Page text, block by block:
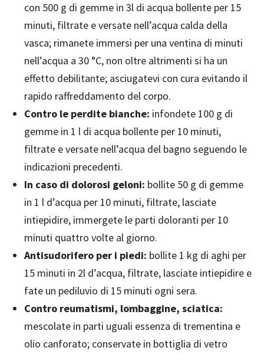
con 500 g di gemme in 3l di acqua bollente per 15
minuti, filtrate e versate nell’acqua calda della
vasca; rimanete immersi per una ventina di minuti
nell’acqua a 30 °C, non oltre altrimenti si ha un
effetto debilitante; asciugatevi con cura evitando il
rapido raffreddamento del corpo.
Contro le perdite bianche: infondete 100 g di
gemme in 1 l di acqua bollente per 10 minuti,
filtrate e versate nell’acqua del bagno seguendo le
indicazioni precedenti.
In caso di dolorosi geloni: bollite 50 g di gemme
in 1 l d’acqua per 10 minuti, filtrate, lasciate
intiepidire, immergete le parti doloranti per 10
minuti quattro volte al giorno.
Antisudorifero per i piedi: bollite 1 kg di aghi per
15 minuti in 2l d’acqua, filtrate, lasciate intiepidire e
fate un pediluvio di 15 minuti ogni sera.
Contro reumatismi, lombaggine, sciatica:
mescolate in parti uguali essenza di trementina e
olio canforato; conservate in bottiglia di vetro